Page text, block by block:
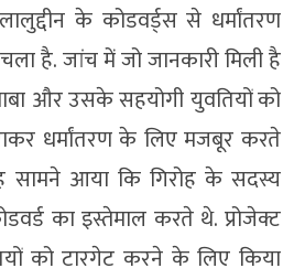
के कोडवर्ड्स से धर्मांतरण
है. जांच में जो जानकारी मिली है
और उसके सहयोगी युवतियों को
धर्मांतरण के लिए मजबूर करते
सामने आया कि गिरोह के सदस्य
का इस्तेमाल करते थे. प्रोजेक्ट
को टारगेट करने के लिए किया